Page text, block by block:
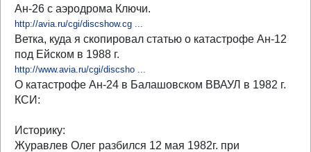
Ан-26 с аэродрома Ключи.
http://avia.ru/cgi/discshow.cg ...
Ветка, куда я скопировал статью о катастрофе Ан-12
под Ейском в 1988 г.
http://www.avia.ru/cgi/discsho ...
О катастрофе Ан-24 в Балашовском ВВАУЛ в 1982 г.
КСИ:
Историку:
Журавлев Олег разбился 12 мая 1982г. при